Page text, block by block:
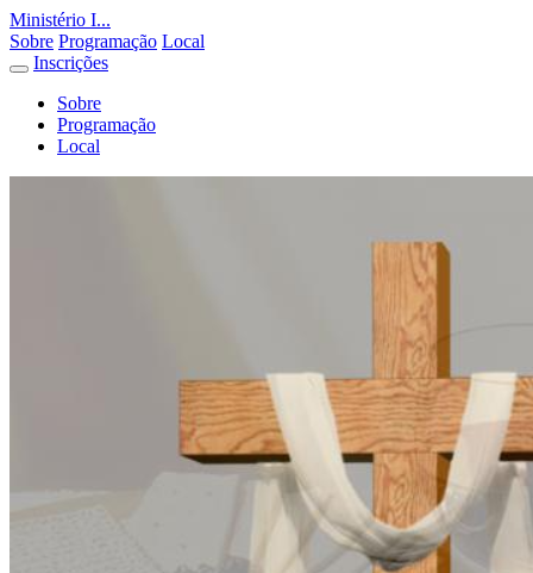
Ministério I...
Sobre Programação Local
Inscrições
Sobre
Programação
Local